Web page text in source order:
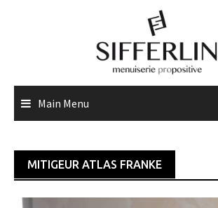
Main Menu
MITIGEUR ATLAS FRANKE